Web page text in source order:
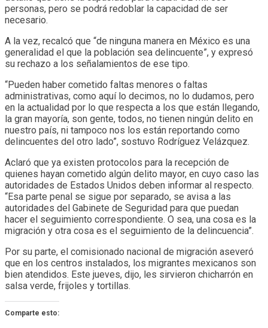
personas, pero se podrá redoblar la capacidad de ser
necesario.
A la vez, recalcó que “de ninguna manera en México es una
generalidad el que la población sea delincuente”, y expresó
su rechazo a los señalamientos de ese tipo.
“Pueden haber cometido faltas menores o faltas
administrativas, como aquí lo decimos, no lo dudamos, pero
en la actualidad por lo que respecta a los que están llegando,
la gran mayoría, son gente, todos, no tienen ningún delito en
nuestro país, ni tampoco nos los están reportando como
delincuentes del otro lado”, sostuvo Rodríguez Velázquez.
Aclaró que ya existen protocolos para la recepción de
quienes hayan cometido algún delito mayor, en cuyo caso las
autoridades de Estados Unidos deben informar al respecto.
“Esa parte penal se sigue por separado, se avisa a las
autoridades del Gabinete de Seguridad para que puedan
hacer el seguimiento correspondiente. O sea, una cosa es la
migración y otra cosa es el seguimiento de la delincuencia”.
Por su parte, el comisionado nacional de migración aseveró
que en los centros instalados, los migrantes mexicanos son
bien atendidos. Este jueves, dijo, les sirvieron chicharrón en
salsa verde, frijoles y tortillas.
Comparte esto: